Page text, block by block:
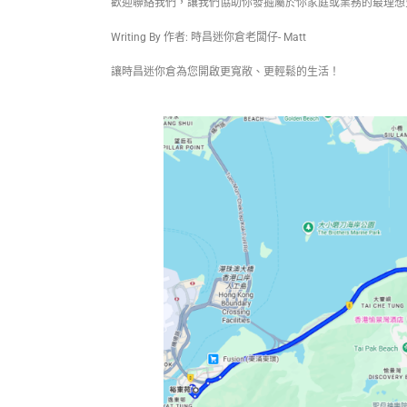
歡迎聯絡我們，讓我們協助你發掘屬於你家庭或業務的最理
Writing By 作者: 時昌迷你倉老闆仔- Matt
讓時昌迷你倉為您開啟更寬敞、更輕鬆的生活！